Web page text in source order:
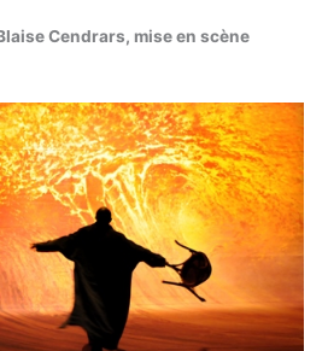
Cendrars, mise en scène